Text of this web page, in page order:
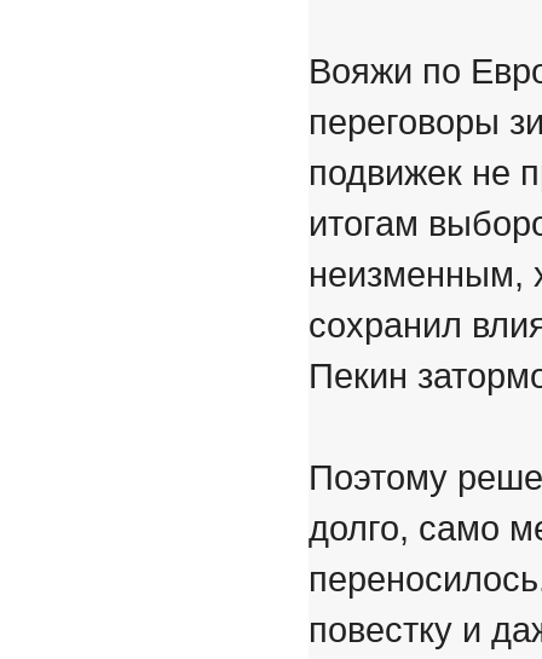
Вояжи по
переговоры
подвижек не
итогам
неизменным,
сохранил
Пекин
Поэтому
долго, само
повестку и